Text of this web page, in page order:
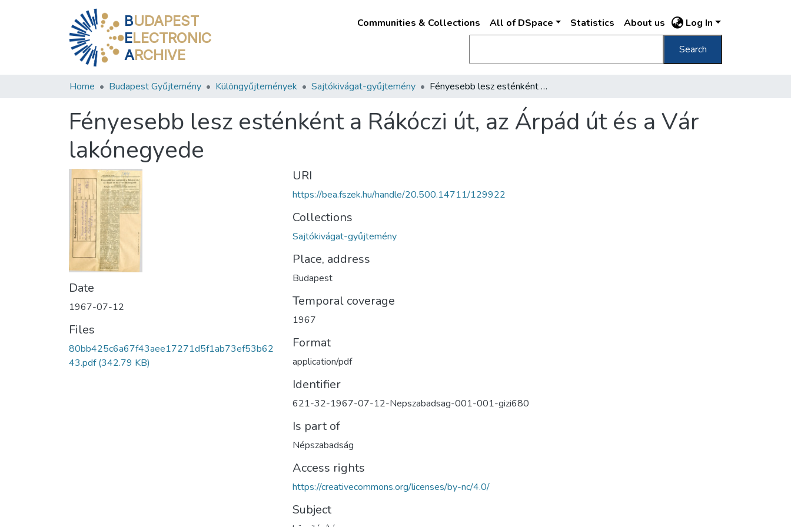
BUDAPEST
ELECTRONIC
ARCHIVE
Communities & Collections All of DSpace Statistics About us Log In
Search
Home Budapest Gyűjtemény Különgyűjtemények Sajtókivágat-gyűjtemény Fényesebb lesz esténként a Rákóczi út, az Árpád út és a Vár lakónegyede
Fényesebb lesz esténként a Rákóczi út, az Árpád út és a Vár
lakónegyede
Date
1967-07-12
Files
80bb425c6a67f43aee17271d5f1ab73ef53b62
43.pdf(342.79 KB)
URI
https://bea.fszek.hu/handle/20.500.14711/129922
Collections
Sajtókivágat-gyűjtemény
Place, address
Budapest
Temporal coverage
1967
Format
application/pdf
Identifier
621-32-1967-07-12-Nepszabadsag-001-001-gizi680
Is part of
Népszabadság
Access rights
https://creativecommons.org/licenses/by-nc/4.0/
Subject